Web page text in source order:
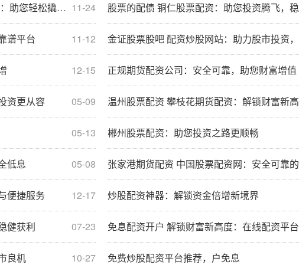
11-24
松撬动资本杠杆 股票的配债 铜仁股票配资：助您投资腾飞，稳健获利
11-12
谱平台 金证股票股吧 配资炒股网站：助力股市投资，放大收益空间
12-15 正规期货配资公司：安全可靠，助您财富增值
05-09
资更从容 温州股票配资 攀枝花期货配资：解锁财富新高度，成就投资梦想
05-13 郴州股票配资：助您投资之路更顺畅
05-08
低息 张家港期货配资 中国股票配资网：安全可靠的投资平台
12-17
便捷服务 炒股配资神器：解锁资金倍增新境界
07-23
健获利 免息配资开户 解锁财富新高度：在线配资平台助力股票投资
10-27
良机 免费炒股配资平台推荐，户免息